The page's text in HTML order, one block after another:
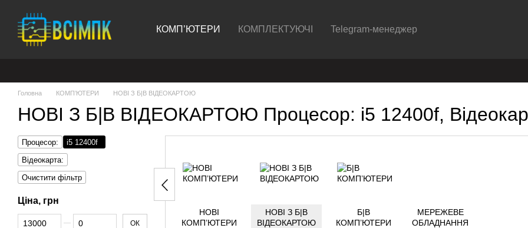
КОМП’ЮТЕРИ КОМПЛЕКТУЮЧІ Telegram-менеджер
Головна КОМП’ЮТЕРИ НОВІ З Б|В ВІДЕОКАРТОЮ
НОВІ З Б|В ВІДЕОКАРТОЮ Процесор: i5 12400f,
НОВІ
КОМП’ЮТЕРИ
НОВІ З Б|В
ВІДЕОКАРТОЮ
Б|В
КОМП’ЮТЕРИ
МЕРЕЖЕВЕ
ОБЛАДНАННЯ
Процесор:
i5 12400f
Відеокарта:
Очистити фільтр
Ціна, грн
Від Ціна, грн
До Ціна, грн ОК